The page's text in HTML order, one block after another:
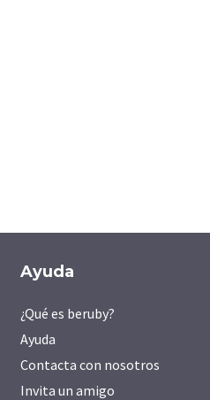
Ayuda
¿Qué es beruby?
Ayuda
Contacta con nosotros
Invita un amigo